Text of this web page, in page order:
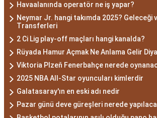
Havaalanında operatör ne iş yapar?
Neymar Jr. hangi takımda 2025? Geleceği
Transferleri
2 Ci Lig play-off maçları hangi kanalda?
Rüyada Hamur Açmak Ne Anlama Gelir
Viktoria Plzeň Fenerbahçe nerede
2025 NBA All-Star oyuncuları kimlerdir
Galatasaray'ın en eski adı nedir
Pazar günü deve güreşleri nerede